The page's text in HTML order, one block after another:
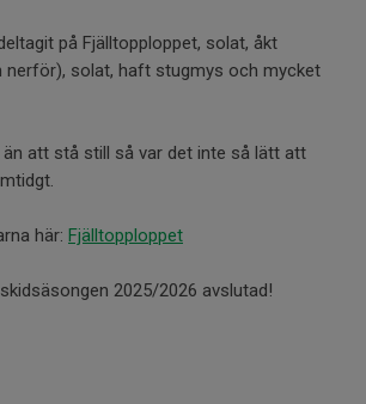
på Fjälltopploppet, solat, åkt
nerför), solat, haft stugmys och mycket
än att stå still så var det inte så lätt att
här: Fjälltopploppet
2025/2026 avslutad!